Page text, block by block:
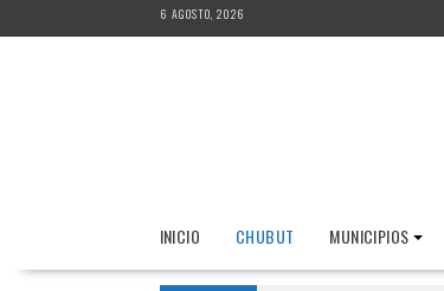
al
6 AGOSTO, 2026
INICIO CHUBUT MUNICIPIOS